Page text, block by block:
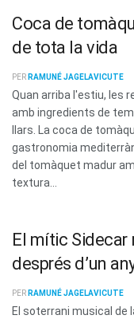
Coca de
de tota la vida
PER RAMUNÉ JAGELAVICUTE
Quan arriba l'estiu, les
amb ingredients de
llars. La coca de
gastronomia
del tomàquet madur
textura...
El mític Sidecar
després d’un
PER RAMUNÉ JAGELAVICUTE
El soterrani musical de